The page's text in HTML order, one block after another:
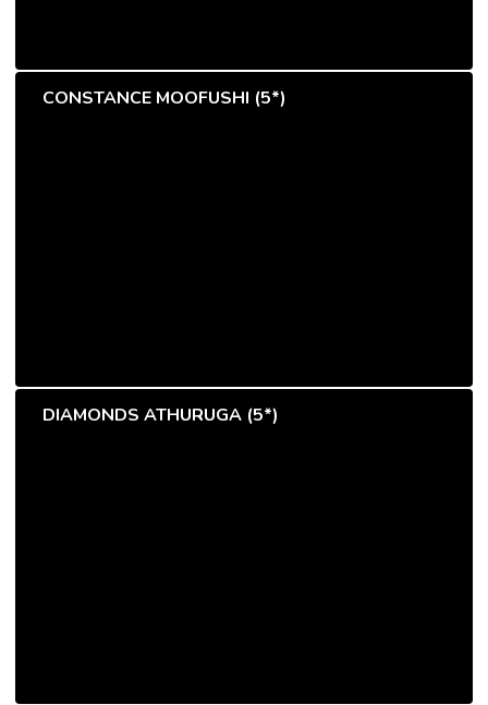
CONSTANCE MOOFUSHI (5*)
DIAMONDS ATHURUGA (5*)